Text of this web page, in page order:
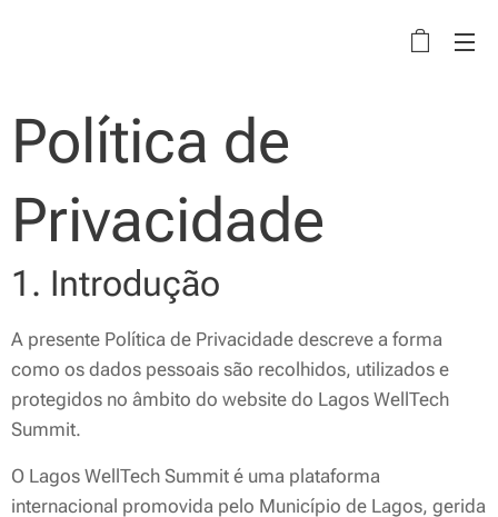
Política de
Privacidade
1. Introdução
A presente Política de Privacidade descreve a forma
como os dados pessoais são recolhidos, utilizados e
protegidos no âmbito do website do Lagos WellTech
Summit.
O Lagos WellTech Summit é uma plataforma
internacional promovida pelo Município de Lagos, gerida